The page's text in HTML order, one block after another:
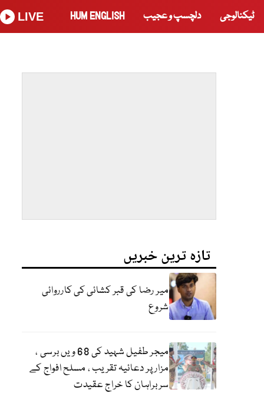
ٹیکنالوجی دلچسپ و عجیب HUM ENGLISH
LIVE
تازہ ترین خبریں
میر رضا کی قبر کشائی کی کارروائی
شروع
میجر طفیل شہید کی 68 ویں برسی ،
مزار پر دعائیہ تقریب ، مسلح افواج کے
سربراہان کا خراج عقیدت